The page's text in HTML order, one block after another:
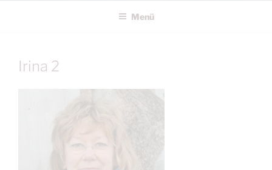
Menü
Irina 2